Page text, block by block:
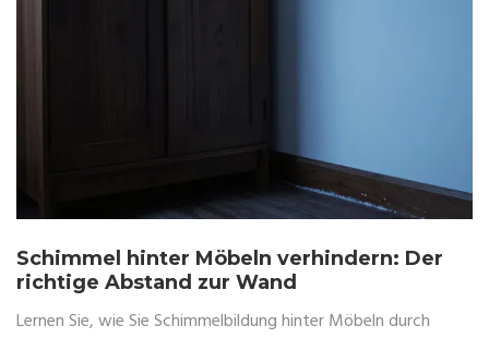
Schimmel hinter Möbeln verhindern: Der
richtige Abstand zur Wand
Lernen Sie, wie Sie Schimmelbildung hinter Möbeln durch